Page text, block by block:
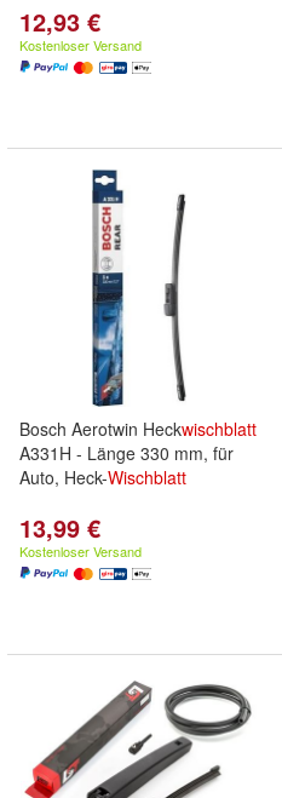
12,93 €
Kostenloser Versand
Bosch Aerotwin Heckwischblatt
A331H - Länge 330 mm, für
Auto, Heck-Wischblatt
13,99 €
Kostenloser Versand